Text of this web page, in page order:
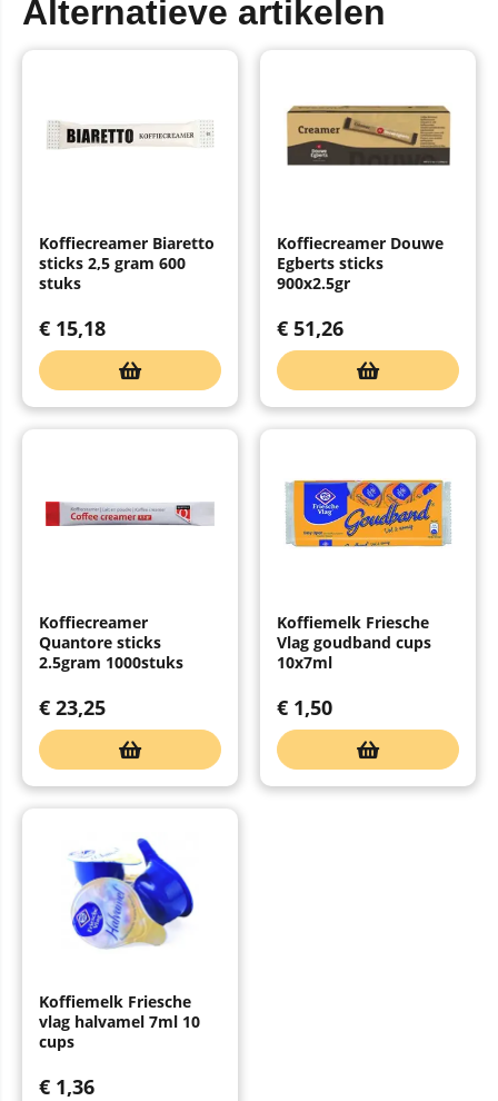
Alternatieve artikelen
Koffiecreamer Biaretto
sticks 2,5 gram 600
stuks
€ 15,18
Koffiecreamer Douwe
Egberts sticks
900x2.5gr
€ 51,26
Koffiecreamer
Quantore sticks
2.5gram 1000stuks
€ 23,25
Koffiemelk Friesche
Vlag goudband cups
10x7ml
€ 1,50
Koffiemelk Friesche
vlag halvamel 7ml 10
cups
€ 1,36